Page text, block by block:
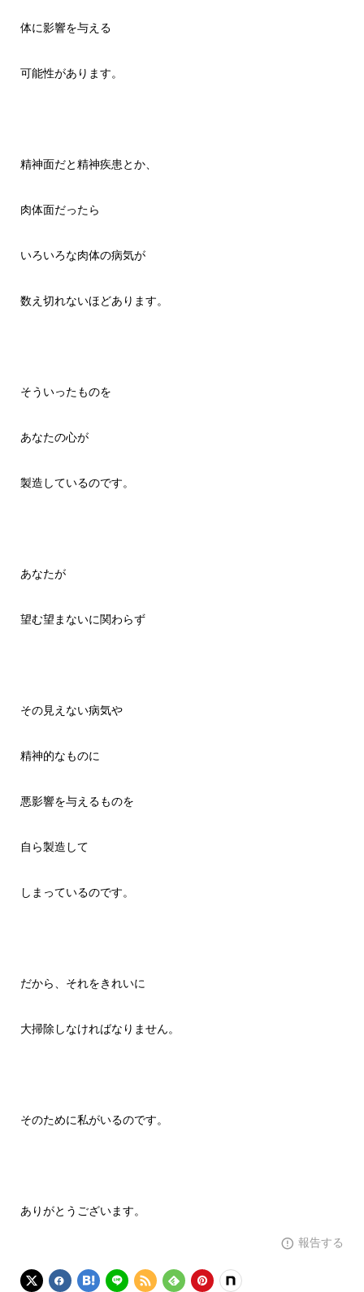
体に影響を与える
可能性があります。
精神面だと精神疾患とか、
肉体面だったら
いろいろな肉体の病気が
数え切れないほどあります。
そういったものを
あなたの心が
製造しているのです。
あなたが
望む望まないに関わらず
その見えない病気や
精神的なものに
悪影響を与えるものを
自ら製造して
しまっているのです。
だから、それをきれいに
大掃除しなければなりません。
そのために私がいるのです。
ありがとうございます。
報告する